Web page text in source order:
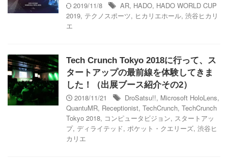
2019/11/8
AR, HADO, HADO WORLD CUP
2019, テクノスポーツ, ヒカリエホール, 渋谷ヒカリ
エ
Tech Crunch Tokyo 2018に行って、ス
タートアップの最前線を体験してきま
した！（出展ブース紹介その2）
2018/11/21
DroSatsu!!, Microsoft HoloLens,
QuantuMR, Receptionist, TechCrunch, TechCrunch
Tokyo 2018, コンピュータビジョン, スタートアッ
プ, ディライテッド, ポケット・クエリーズ, 渋谷ヒ
カリエ